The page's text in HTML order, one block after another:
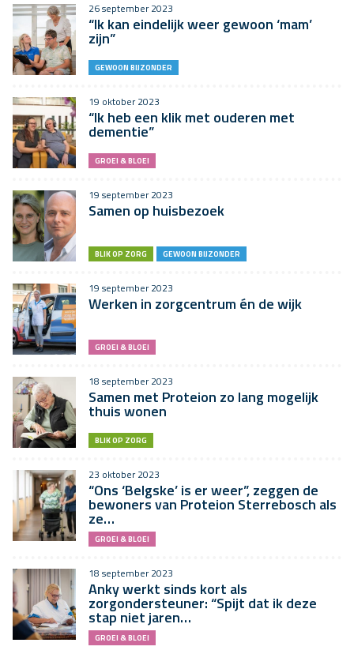
26 september 2023
“Ik kan eindelijk weer gewoon ‘mam’
zijn”
GEWOON BIJZONDER
19 oktober 2023
“Ik heb een klik met ouderen met
dementie”
GROEI & BLOEI
19 september 2023
Samen op huisbezoek
BLIK OP ZORG GEWOON BIJZONDER
19 september 2023
Werken in zorgcentrum én de wijk
GROEI & BLOEI
18 september 2023
Samen met Proteion zo lang mogelijk
thuis wonen
BLIK OP ZORG
23 oktober 2023
“Ons ‘Belgske’ is er weer”, zeggen de
bewoners van Proteion Sterrebosch als
ze…
GROEI & BLOEI
18 september 2023
Anky werkt sinds kort als
zorgondersteuner: “Spijt dat ik deze
stap niet jaren…
GROEI & BLOEI